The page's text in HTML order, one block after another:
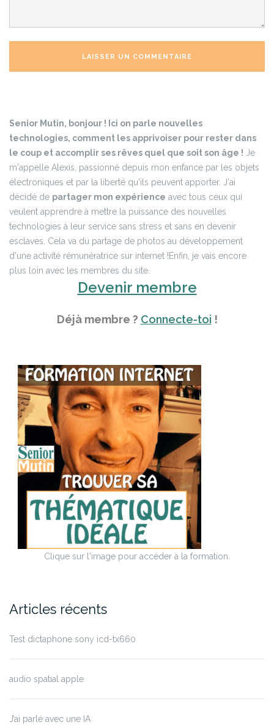
Senior Mutin, bonjour ! Ici on parle nouvelles
technologies, comment les apprivoiser pour rester dans
le coup et accomplir ses rêves quel que soit son âge ! Je
m'appelle Alexis, passionné depuis mon enfance par les objets
électroniques et par la liberté qu'ils peuvent apporter. J'ai
décidé de partager mon expérience avec tous ceux qui
veulent apprendre à mettre la puissance des nouvelles
technologies à leur service sans stress et sans en devenir
esclaves. Cela va du partage de photos au développement
d'une activité rémunératrice sur internet !Enfin, je vais encore
plus loin avec les membres du site.
Devenir membre
Déjà membre ? Connecte-toi !
Clique sur l'image pour accéder à la formation.
Articles récents
Test dictaphone sony icd-tx660
audio spatial apple
J’ai parlé avec une IA